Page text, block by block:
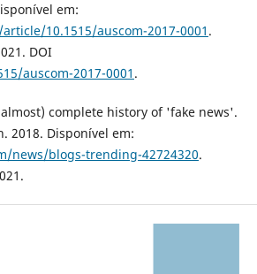
em:
10.1515/auscom-2017-0001 .
DOI
auscom-2017-0001 .
complete history of 'fake news'.
2018. Disponível em:
news/blogs-trending-42724320.